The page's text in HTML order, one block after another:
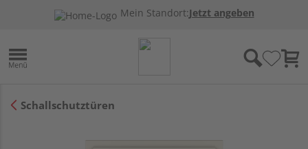
Mein Standort:Jetzt angeben
Schallschutztüren